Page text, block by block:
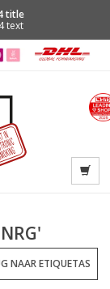
title
text
NAAR ETIQUETAS